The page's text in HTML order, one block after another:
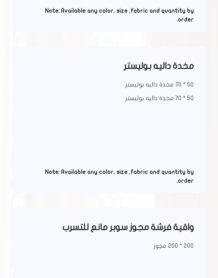
Note: Available any color, size ,fabric and quantity by
order.
مخدة داليه بوليستر
50 * 70 مخدة داليه بوليستر
50 * 70 مخدة داليه بوليستر
Note: Available any color, size ,fabric and quantity by
order.
واقية فرشة مجوز سوبر مانع للتسرب
200 * 200 مجوز